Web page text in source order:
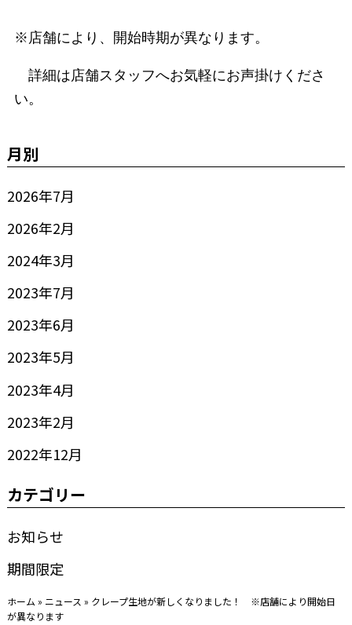
※店舗により、開始時期が異なります。
詳細は店舗スタッフへお気軽にお声掛けくださ
い。
月別
2026年7月
2026年2月
2024年3月
2023年7月
2023年6月
2023年5月
2023年4月
2023年2月
2022年12月
カテゴリー
お知らせ
期間限定
ホーム » ニュース » クレープ生地が新しくなりました！ ※店舗により開始日
が異なります